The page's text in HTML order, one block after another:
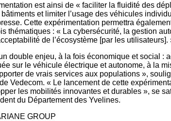
est ainsi de « faciliter la fluidité des
et limiter l’usage des véhicules
Cette expérimentation permettra
thématiques : « La cybersécurité, la gestion
de l’écosystème [par les utilisateurs].
double enjeu, à la fois économique et social :
sur le véhicule électrique et autonome, à la
de vrais services aux populations »,
Vedecom. « Le lancement de cette
les mobilités innovantes et durables », se
du Département des Yvelines.
GROUP